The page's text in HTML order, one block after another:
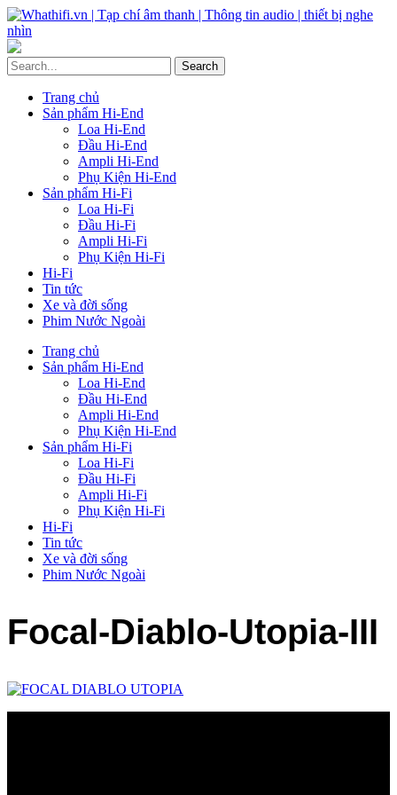
Trang chủ
Sản phẩm Hi-End
Loa Hi-End
Đầu Hi-End
Ampli Hi-End
Phụ Kiện Hi-End
Sản phẩm Hi-Fi
Loa Hi-Fi
Đầu Hi-Fi
Ampli Hi-Fi
Phụ Kiện Hi-Fi
Hi-Fi
Tin tức
Xe và đời sống
Phim Nước Ngoài
Trang chủ
Sản phẩm Hi-End
Loa Hi-End
Đầu Hi-End
Ampli Hi-End
Phụ Kiện Hi-End
Sản phẩm Hi-Fi
Loa Hi-Fi
Đầu Hi-Fi
Ampli Hi-Fi
Phụ Kiện Hi-Fi
Hi-Fi
Tin tức
Xe và đời sống
Phim Nước Ngoài
Focal-Diablo-Utopia-III